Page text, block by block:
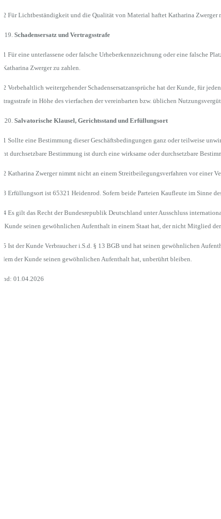
Für Lichtbeständigkeit und die Qualität von Material haftet Katharina Zwerger
Schadensersatz und Vertragsstrafe
Für eine unterlassene oder falsche Urheberkennzeichnung oder eine falsche
Katharina Zwerger zu zahlen.
Vorbehaltlich weitergehender Schadensersatzansprüche hat der Kunde, für
in Höhe des vierfachen der vereinbarten bzw. üblichen
Salvatorische Klausel, Gerichtsstand und Erfüllungsort
Sollte eine Bestimmung dieser Geschäftsbedingungen ganz oder teilweise
durchsetzbare Bestimmung ist durch eine wirksame oder durchsetzbare
Katharina Zwerger nimmt nicht an einem Streitbeilegungsverfahren vor einer
Erfüllungsort ist 65321 Heidenrod. Sofern beide Parteien Kaufleute im Sinne
Es gilt das Recht der Bundesrepublik Deutschland unter Ausschluss
Kunde seinen gewöhnlichen Aufenthalt in einem Staat hat, der nicht Mitglied
Ist der Kunde Verbraucher i.S.d. § 13 BGB und hat seinen gewöhnlichen
der Kunde seinen gewöhnlichen Aufenthalt hat, unberührt bleiben.
01.04.2026